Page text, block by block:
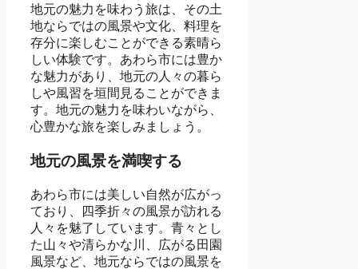
地元の魅力を味わう旅は、その土
地ならではの風景や文化、料理を
存分に楽しむことができる素晴ら
しい体験です。あわら市には豊か
な魅力があり、地元の人々の暮ら
しや風習を垣間見ることができま
す。地元の魅力を味わいながら、
心豊かな旅を楽しみましょう。
地元の風景を満喫する
あわら市には美しい自然が広がっ
ており、四季折々の風景が訪れる
人々を魅了しています。青々とし
た山々や清らかな川、広がる田園
風景など、地元ならではの風景を